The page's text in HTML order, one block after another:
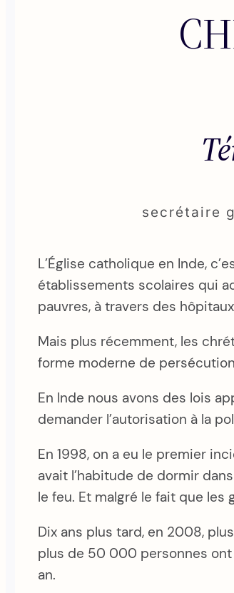
secrétaire
L’Église catholique en Inde,
établissements scolaires qui
pauvres, à travers des
Mais plus récemment, les
forme moderne de
En Inde nous avons des lois
demander l’autorisation à la
En 1998, on a eu le premier
avait l’habitude de dormir
le feu. Et malgré le fait que
Dix ans plus tard, en 2008,
plus de 50 000 personnes ont
an.